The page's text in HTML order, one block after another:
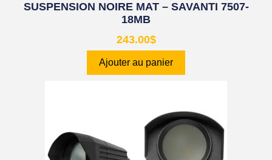
SUSPENSION NOIRE MAT – SAVANTI 7507-
18MB
243.00$
Ajouter au panier